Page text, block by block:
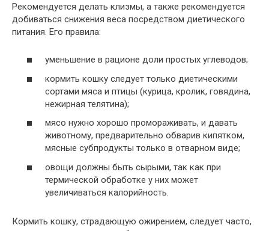
Рекомендуется делать клизмы, а также рекомендуется
добиваться снижения веса посредством диетического
питания. Его правила:
уменьшение в рационе доли простых углеводов;
кормить кошку следует только диетическими
сортами мяса и птицы (курица, кролик, говядина,
нежирная телятина);
мясо нужно хорошо промораживать, и давать
животному, предварительно обварив кипятком,
мясные субпродукты только в отварном виде;
овощи должны быть сырыми, так как при
термической обработке у них может
увеличиваться калорийность.
Кормить кошку, страдающую ожирением, следует часто,